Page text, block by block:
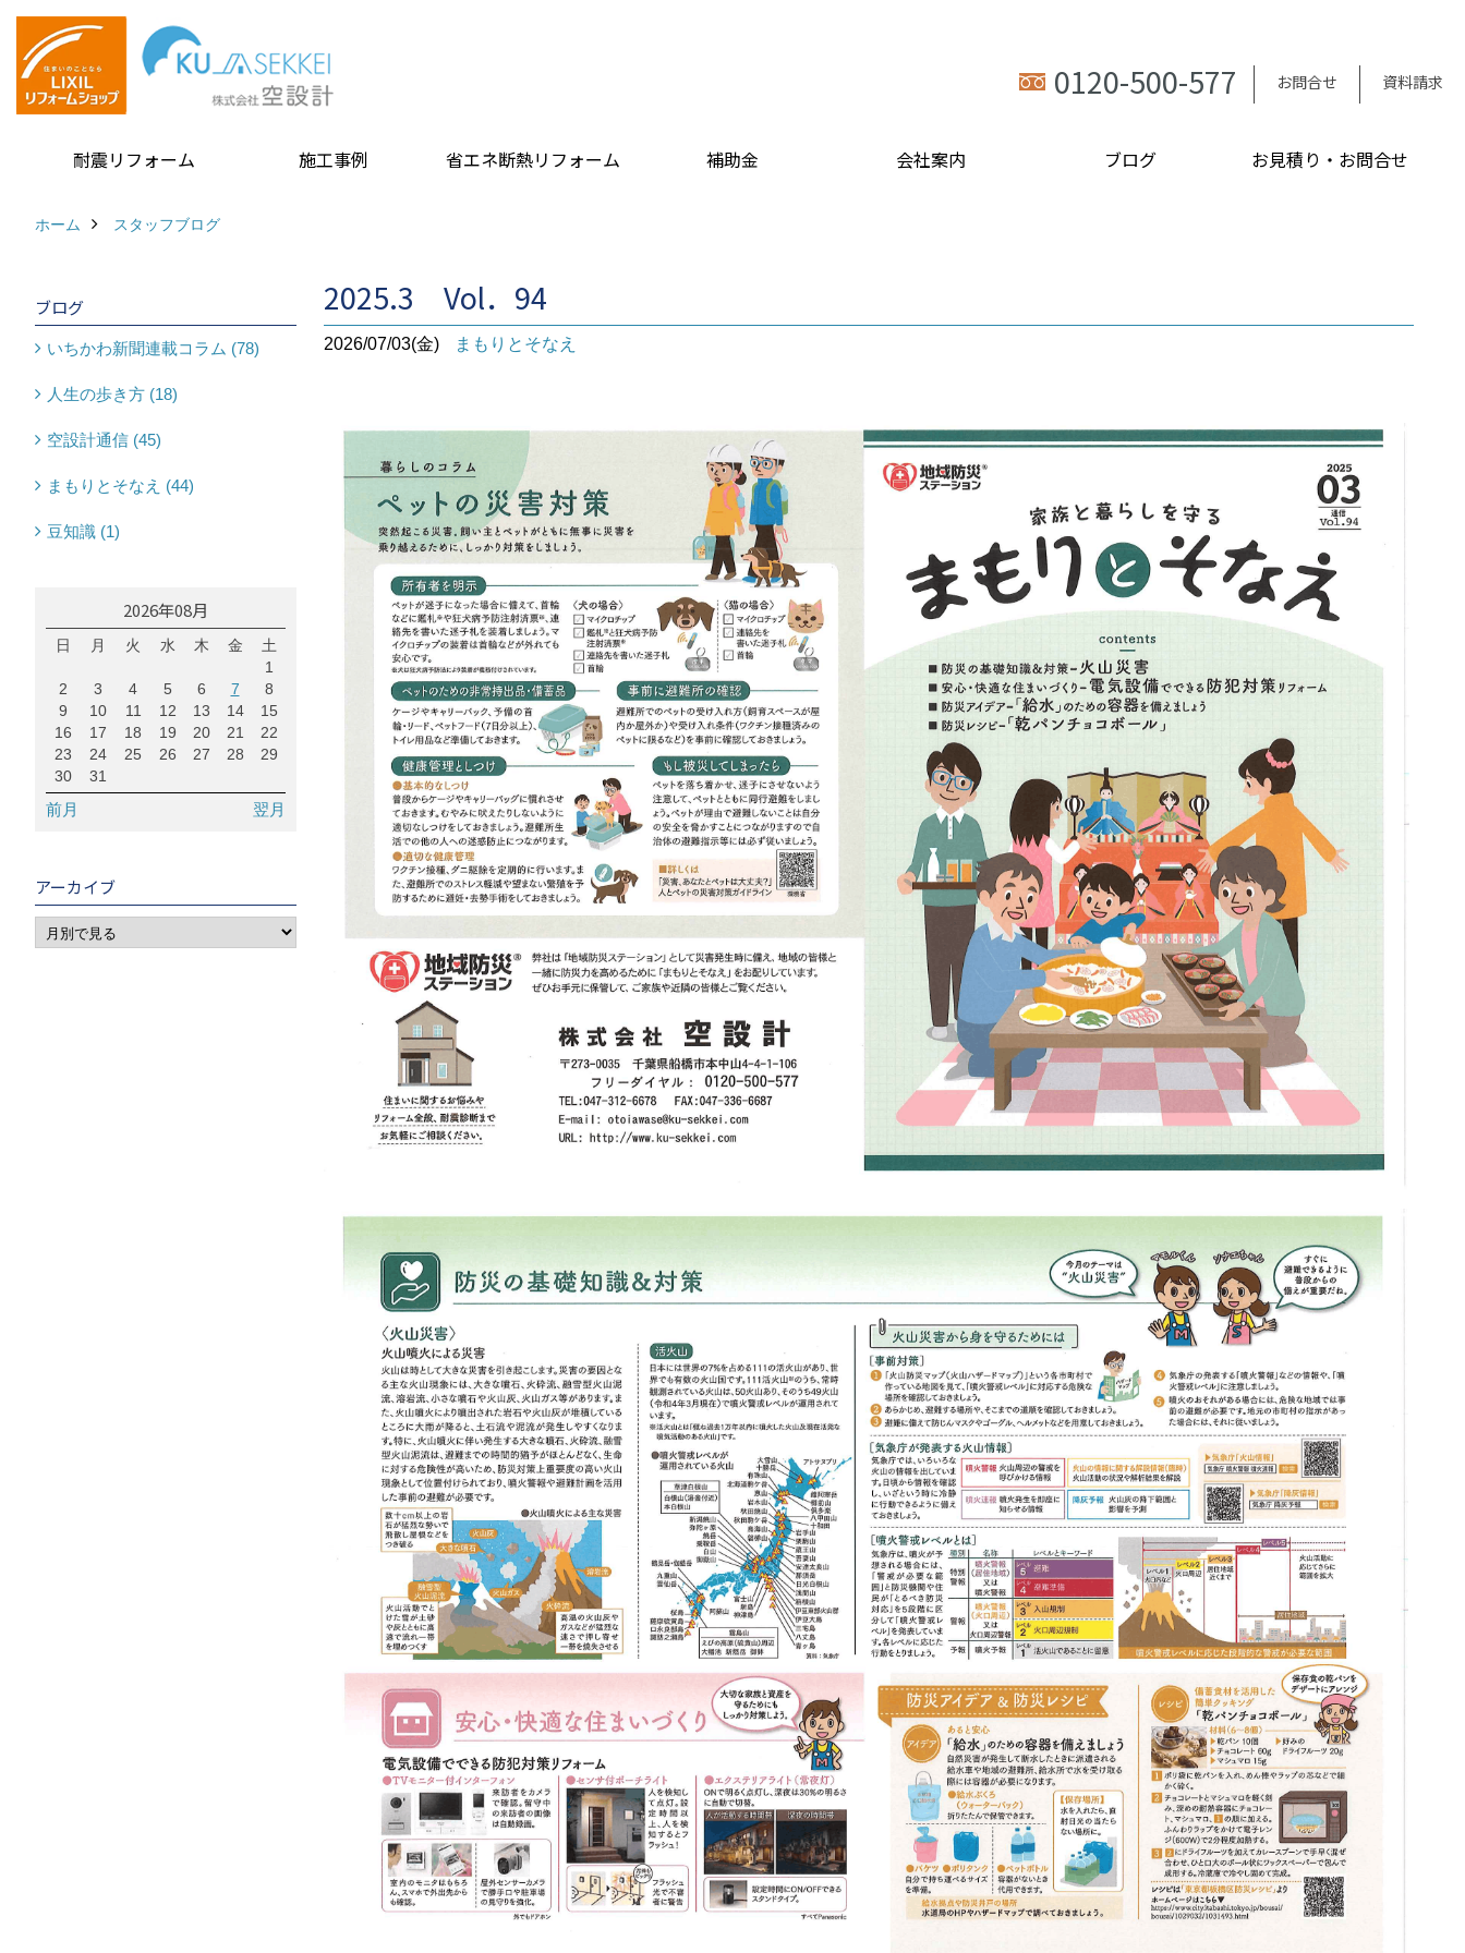
0120-500-577 お問合せ 資料請求
耐震リフォーム 施工事例 省エネ断熱リフォーム 補助金 会社案内 ブログ お見積り・お問合せ
ホーム スタッフブログ
2025.3 Vol．94
2026/07/03(金) まもりとそなえ
ブログ
いちかわ新聞連載コラム (78)
人生の歩き方 (18)
空設計通信 (45)
まもりとそなえ (44)
豆知識 (1)
2026年08月
日 月 火 水 木 金
土
1
2
3 4 5 6 7
8
9
10 11 12 13 14
15
16
17 18 19 20 21
22
23
24 25 26 27 28
29
30
31
前月 翌月
アーカイブ